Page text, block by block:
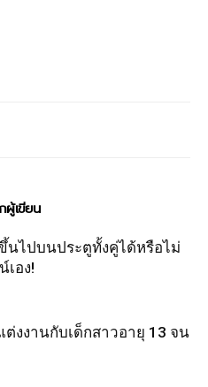
ผู้เขียน
นไปบนประตูทั้งคู่ได้หรือไม่
เอง!
ต่งงานกับเด็กสาวอายุ 13 จน